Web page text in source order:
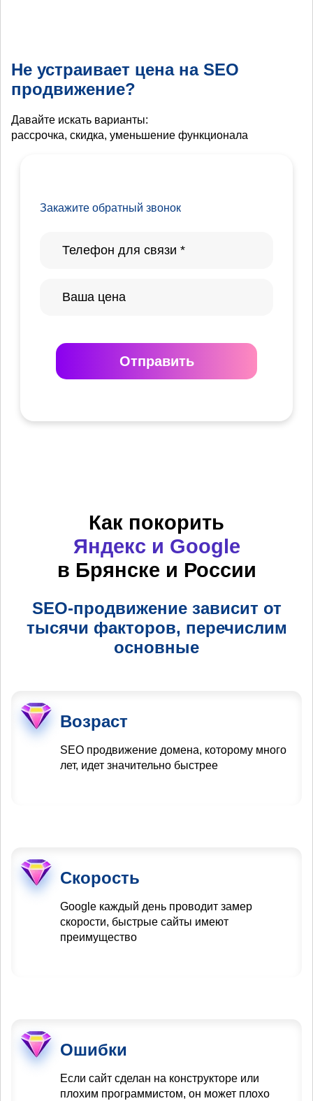
Не устраивает цена на SEO
продвижение?
Давайте искать варианты:
рассрочка, скидка, уменьшение функционала
Закажите обратный звонок
Отправить
Как покорить
Яндекс и Google
в Брянске и России
SEO-продвижение зависит от
тысячи факторов, перечислим
основные
Возраст
SEO продвижение домена, которому много
лет, идет значительно быстрее
Скорость
Google каждый день проводит замер
скорости, быстрые сайты имеют
преимущество
Ошибки
Если сайт сделан на конструкторе или
плохим программистом, он может плохо